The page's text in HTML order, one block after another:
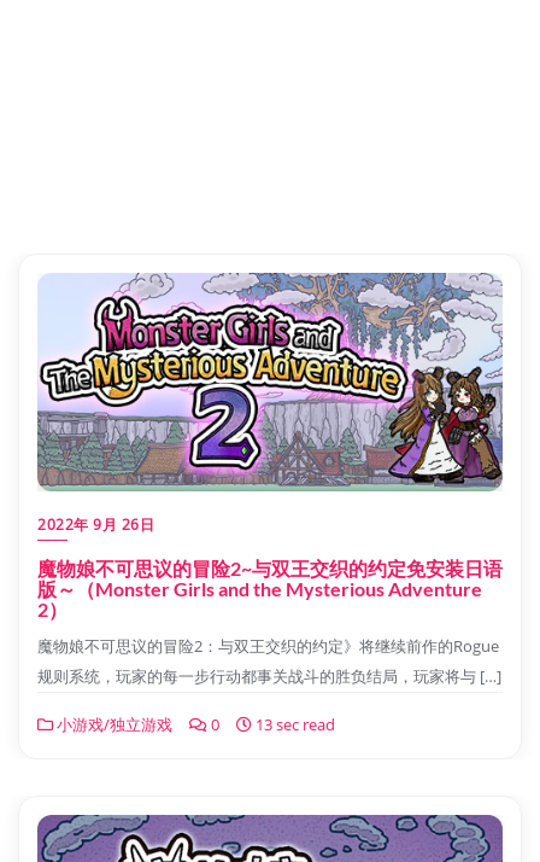
2022年 9月 26日
魔物娘不可思议的冒险2~与双王交织的约定免安装日语
版～（Monster Girls and the Mysterious Adventure
2）
魔物娘不可思议的冒险2：与双王交织的约定》将继续前作的Rogue
规则系统，玩家的每一步行动都事关战斗的胜负结局，玩家将与 […]
小游戏/独立游戏 0 13 sec read